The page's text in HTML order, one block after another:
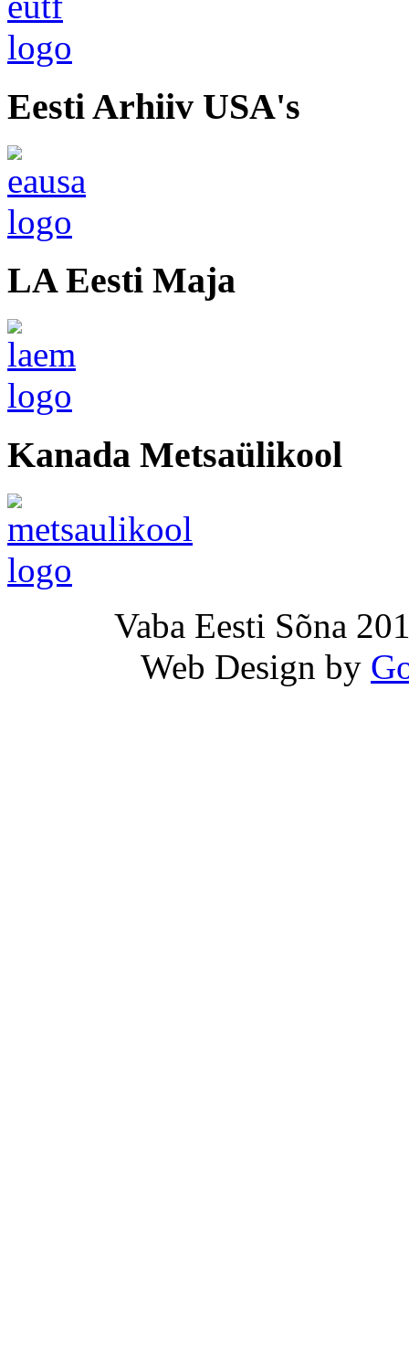
Eesti Arhiiv USA's
LA Eesti Maja
Kanada Metsaülikool
Vaba Eesti Sõna
Web Design by